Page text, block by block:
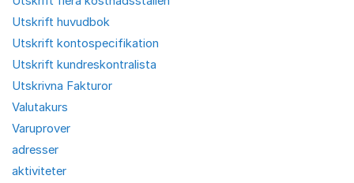
Utskrift huvudbok
Utskrift kontospecifikation
Utskrift kundreskontralista
Utskrivna Fakturor
Valutakurs
Varuprover
adresser
aktiviteter